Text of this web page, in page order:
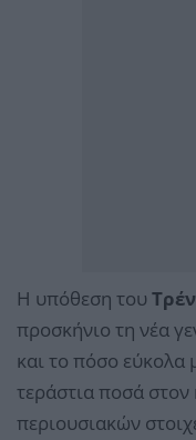
Η υπόθεση του
προσκήνιο τη νέα
και το πόσο
τεράστια ποσά
περιουσιακών